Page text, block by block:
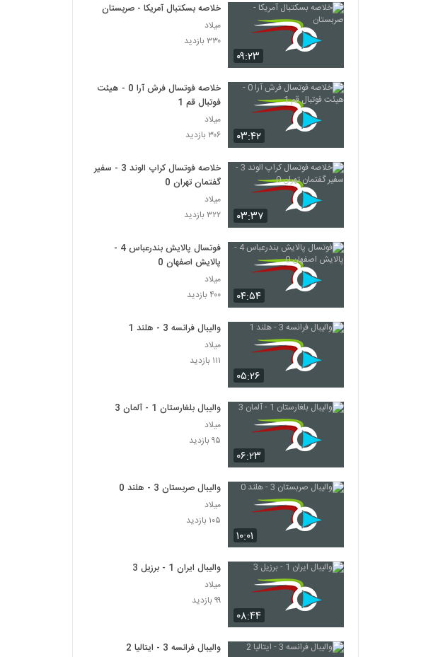
۰۹:۲۳
خلاصه بسکتبال آمریکا - صربستان
میلاد
۳۳۰ بازدید
۰۳:۴۲
خلاصه فوتسال فرش آرا 0 - هیئت
فوتبال قم 1
میلاد
۳۰۶ بازدید
۰۳:۳۷
خلاصه فوتسال کراپ الوند 3 - سفیر
گفتمان تهران 0
میلاد
۳۲۲ بازدید
۰۴:۵۴
فوتسال پالایش بندرعباس 4 -
پالایش اصفهان 0
میلاد
۴۰۰ بازدید
۰۵:۲۶
والیبال فرانسه 3 - هلند 1
میلاد
۱۱۱ بازدید
۰۶:۲۳
والیبال بلغارستان 1 - آلمان 3
میلاد
۹۵ بازدید
۱۰:۰۱
والیبال صربستان 3 - هلند 0
میلاد
۱۰۵ بازدید
۰۸:۴۴
والیبال ایران 1 - برزیل 3
میلاد
۹۹ بازدید
والیبال فرانسه 3 - ایتالیا 2